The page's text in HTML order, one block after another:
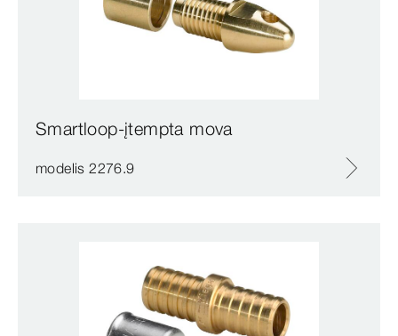
Smartloop-įtempta mova
modelis 2276.9